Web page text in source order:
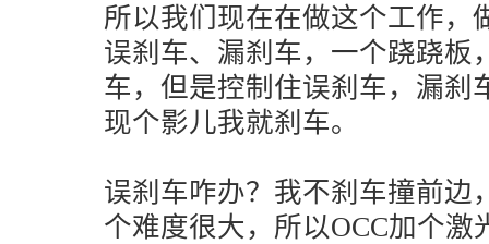
所以我们现在在做这个工作，
误刹车、漏刹车，一个跷跷板
车，但是控制住误刹车，漏刹
现个影儿我就刹车。
误刹车咋办？我不刹车撞前边
个难度很大，所以OCC加个